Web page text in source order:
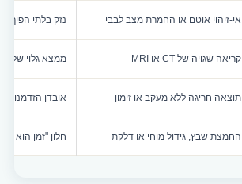
אי-זיהוי אוטם או החמרת מצב לבבי נזק בלתי הפיך
קריאה שגויה של CT או MRI ממצא גלוי שלא
תוצאה חריגה ללא מעקב או זימון אובדן הזדמנות
החמצת שבץ, גידול מוחי או דלקת חלון "זמן הוא